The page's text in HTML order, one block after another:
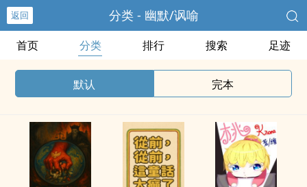
返回 分类 - 幽默/讽喻
首页 分类 排行 搜索 足迹
默认 完本